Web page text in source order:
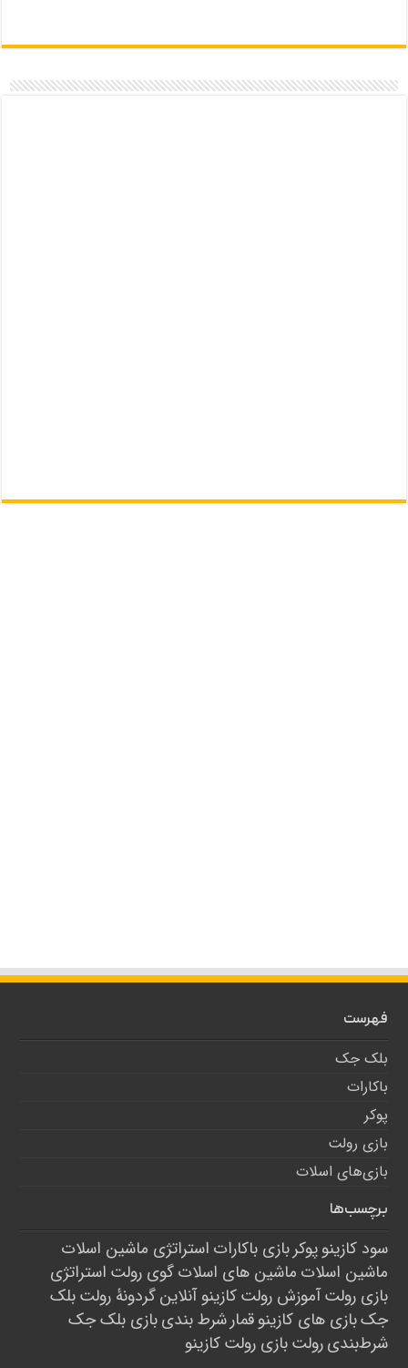
فهرست
بلک جک
باکارات
پوکر
بازی رولت
بازی‌های اسلات
برچسب‌ها
سود کازینوپوکربازی باکارات استراتژی ماشین اسلات
ماشین اسلات ماشین های اسلاتگوی رولت استراتژی
بازی رولتآموزش رولتکازینو آنلاینگردونۀ رولتبلک
جکبازی های کازینوقمارشرط بندیبازی بلک جک
شرط‌بندیرولتبازی رولتکازینو